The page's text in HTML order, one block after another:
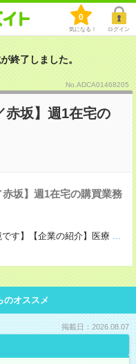
0
気になる！ ログイン
終了しました。
No.ADCA01468205
赤坂】週1在宅の
赤坂】週1在宅の購買業務
す】【企業の紹介】医療 ...
のオススメ
掲載日：2026.08.07